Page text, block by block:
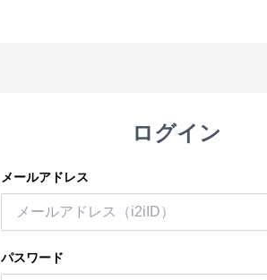
ログイン
メールアドレス
パスワード